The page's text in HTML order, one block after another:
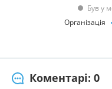
Був у
Організація
Коментарі: 0